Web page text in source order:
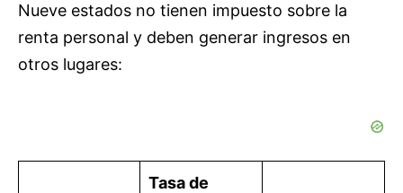
Nueve estados no tienen impuesto sobre la
renta personal y deben generar ingresos en
otros lugares:
Tasa de